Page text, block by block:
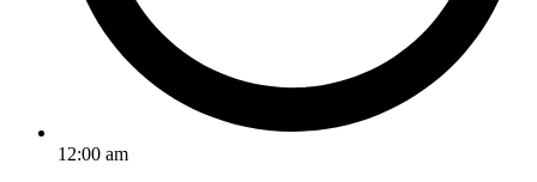
12:00 am